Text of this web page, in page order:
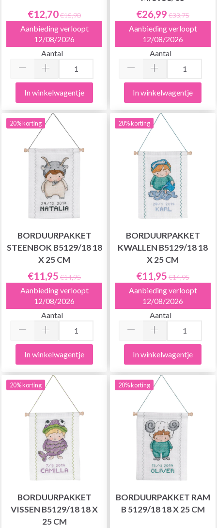
€12,70€15,90
Aanbieding verloopt
12/08/2026
Aantal
In winkelwagentje
€26,99 €33,75
Aanbieding verloopt
12/08/2026
Aantal
In winkelwagentje
20% korting
BORDUURPAKKET
STEENBOK B5129/18 18
X 25 CM
€11,95 €14,95
Aanbieding verloopt
12/08/2026
Aantal
In winkelwagentje
20% korting
BORDUURPAKKET
KWALLEN B5129/18 18
X 25 CM
€11,95 €14,95
Aanbieding verloopt
12/08/2026
Aantal
In winkelwagentje
20% korting
BORDUURPAKKET
VISSEN B5129/18 18 X
25 CM
20% korting
BORDUURPAKKET RAM
B 5129/18 18 X 25 CM